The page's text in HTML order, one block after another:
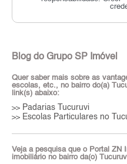
Blog do Grupo SP Imóvel
Quer saber mais sobre as
escolas, etc., no bairro do(a)
link(s) abaixo:
>> Padarias Tucuruvi
>> Escolas Particulares no
Veja a pesquisa que o Portal ZN
imobiliário no bairro da(o)